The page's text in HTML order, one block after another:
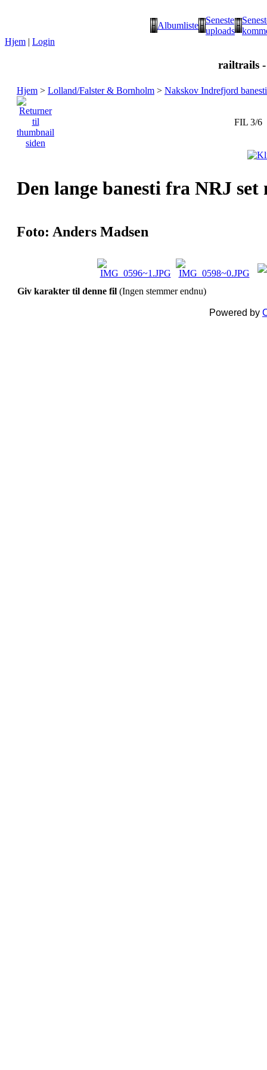
Albumliste
Seneste
uploads
Hjem | Login
railtrails
Hjem > Lolland/Falster & Bornholm > Nakskov Indrefjord banesti
FIL 3/6
Den lange banesti fra NRJ set
Foto: Anders Madsen
Giv karakter til denne fil (Ingen stemmer endnu)
Powered by